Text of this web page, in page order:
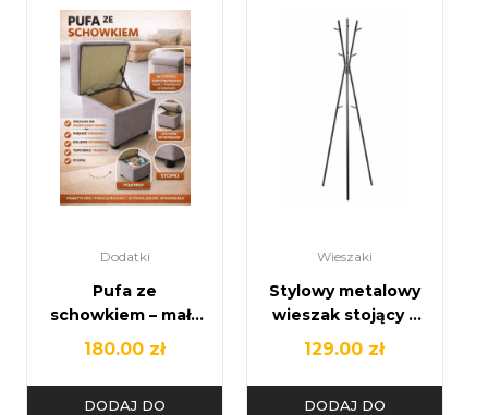
Dodatki
Pufa ze
schowkiem – mały
mebel, wielka
180.00 zł
DODAJ DO
Wieszaki
Stylowy metalowy
wieszak stojący –
nowoczesny
funkcjonalność
129.00 zł
DODAJ DO